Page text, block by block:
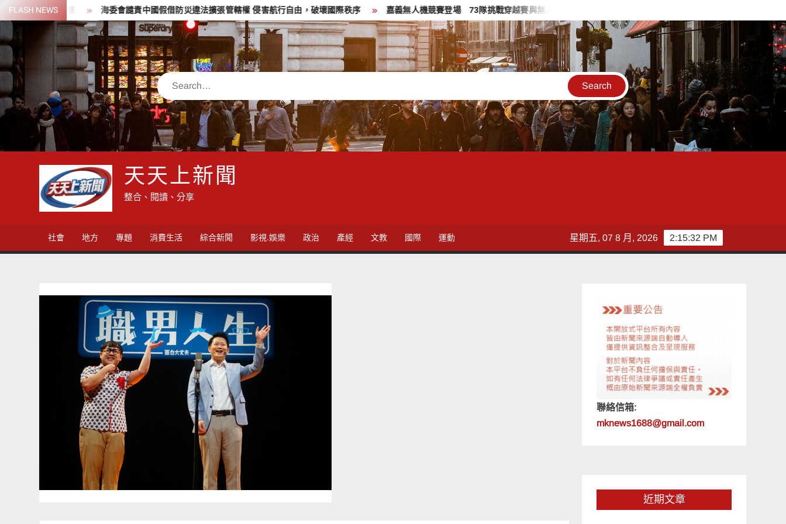
Skip
to
content
FLASH NEWS
進行搶修 海委會譴責中國假借防災違法擴張管轄權 侵害航行自由，破壞國際秩序 嘉義無人機競賽登場 73隊挑戰穿越賽與無人機足球
Search
天天上新聞
整合、閱讀、分享
社會 地方 專題 消費生活 綜合新聞 影視.娛樂 政治 產經 文教 國際 運動 2:15:33 PM
星期五, 07 8 月, 2026
聯絡信箱:
mknews1688@gmail.com
近期文章